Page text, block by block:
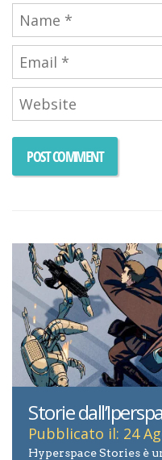
Storie
Pubblicato il: 24
Hyperspace Stories è